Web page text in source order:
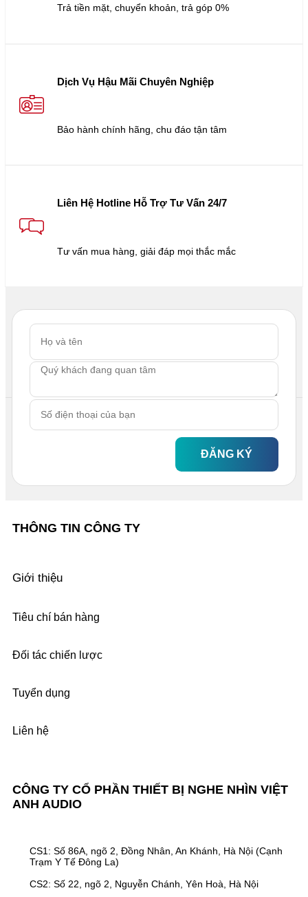
Trả tiền mặt, chuyển khoản, trả góp 0%
Dịch Vụ Hậu Mãi Chuyên Nghiệp
Bảo hành chính hãng, chu đáo tận tâm
Liên Hệ Hotline Hỗ Trợ Tư Vấn 24/7
Tư vấn mua hàng, giải đáp mọi thắc mắc
ĐĂNG KÝ
CÔNG TY CỔ PHẦN THIẾT BỊ NGHE NHÌN VIỆT
ANH AUDIO
CS1: Số 86A, ngõ 2, Đồng Nhân, An Khánh, Hà Nội (Cạnh
Trạm Y Tế Đông La)
CS2: Số 22, ngõ 2, Nguyễn Chánh, Yên Hoà, Hà Nội
THÔNG TIN CÔNG TY
Giới thiệu
Tiêu chí bán hàng
Đối tác chiến lược
Tuyển dụng
Liên hệ